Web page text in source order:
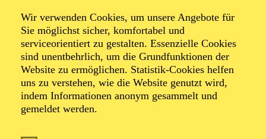
Wir verwenden Cookies, um unsere Angebote für
Sie möglichst sicher, komfortabel und
serviceorientiert zu gestalten. Essenzielle Cookies
sind unentbehrlich, um die Grundfunktionen der
Website zu ermöglichen. Statistik-Cookies helfen
uns zu verstehen, wie die Website genutzt wird,
indem Informationen anonym gesammelt und
gemeldet werden.
Fotograf*innen wie Omid Aghdami, Dome Darko und
Felix Bernason. Seine Arbeiten erscheinen unter
anderem in Magazinen wie The Kunst Magazine,
Schön! und TUSH.